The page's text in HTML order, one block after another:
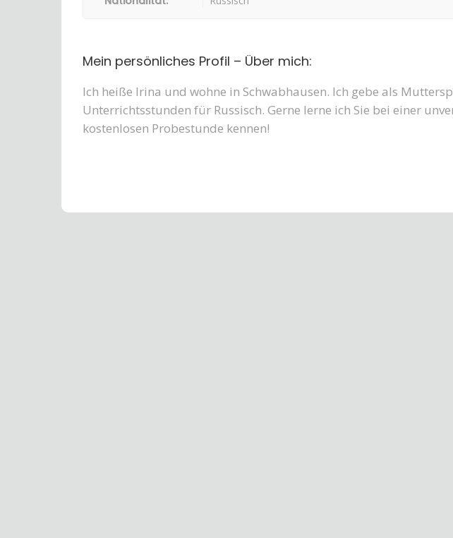
Mein persönliches Profil – Über mich:
Ich heiße Irina und wohne in Schwabhausen. Ich gebe als
Unterrichtsstunden für Russisch. Gerne lerne ich Sie bei einer
kostenlosen Probestunde kennen!